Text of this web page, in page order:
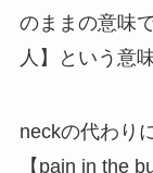
のままの意味
人】という意
neckの代わり
【pain in the